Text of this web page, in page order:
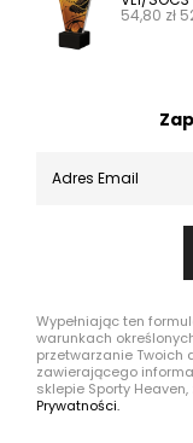
54,80 zł
Wypełniając ten
warunkach
przetwarzanie Twoich
zawierającego
sklepie Sporty
Prywatności.